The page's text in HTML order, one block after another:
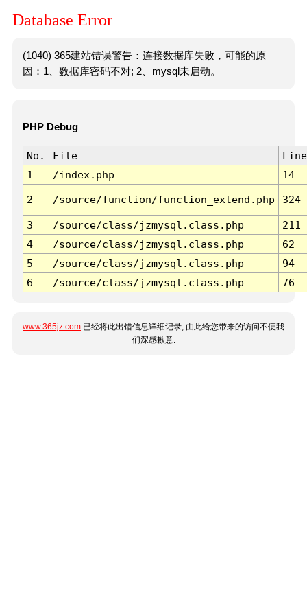
Database Error
(1040) 365建站错误警告：连接数据库失败，可能的原
因：1、数据库密码不对; 2、mysql未启动。
PHP Debug
No. File
Line
1
/index.php 14
2 /source/function/function_extend.php 324
3 /source/class/jzmysql.class.php
211
4
/source/class/jzmysql.class.php
62
5
/source/class/jzmysql.class.php
94
6
/source/class/jzmysql.class.php 76
www.365jz.com 已经将此出错信息详细记录, 由此给您带来的访问不便我
们深感歉意.